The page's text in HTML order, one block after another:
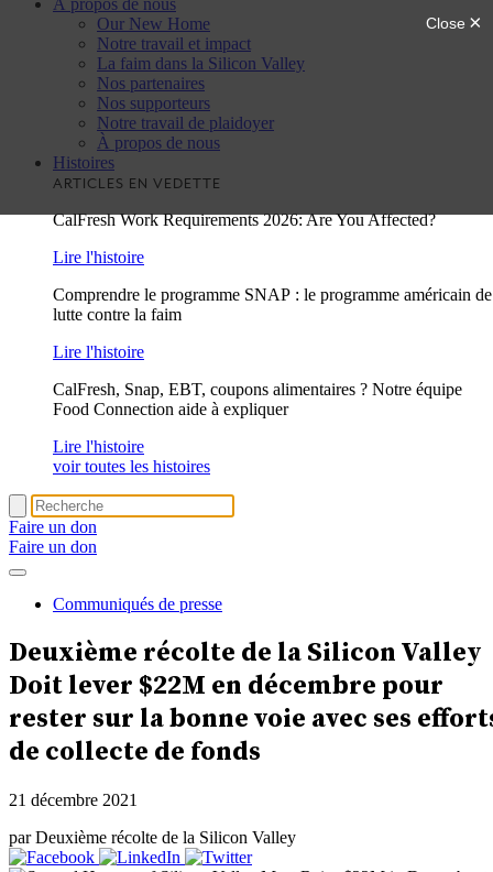
À propos de nous
Our New Home
Notre travail et impact
La faim dans la Silicon Valley
Nos partenaires
Nos supporteurs
Notre travail de plaidoyer
À propos de nous
Histoires
ARTICLES EN VEDETTE
CalFresh Work Requirements 2026: Are You Affected?
Lire l'histoire
Comprendre le programme SNAP : le programme américain de
lutte contre la faim
Lire l'histoire
CalFresh, Snap, EBT, coupons alimentaires ? Notre équipe
Food Connection aide à expliquer
Lire l'histoire
voir toutes les histoires
Faire un don
Faire un don
Communiqués de presse
Deuxième récolte de la Silicon Valley
Doit lever $22M en décembre pour
rester sur la bonne voie avec ses
de collecte de fonds
21 décembre 2021
par Deuxième récolte de la Silicon Valley